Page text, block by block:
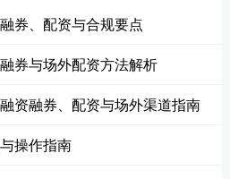
券、配资与合规要点
券与场外配资方法解析
资融券、配资与场外渠道指南
操作指南